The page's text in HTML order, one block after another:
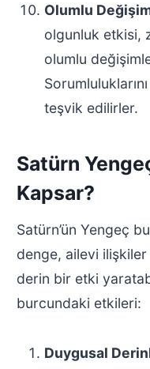
Olumlu
olgunluk etkisi,
olumlu
teşvik edilirler.
Satürn
Kapsar?
Satürn’ün Yengeç
denge, ailevi
derin bir etki
burcundaki etkileri:
Duygusal